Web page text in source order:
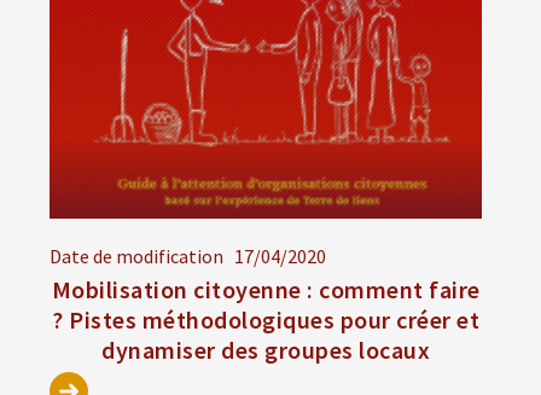
Date de modification 17/04/2020
Mobilisation citoyenne : comment faire
? Pistes méthodologiques pour créer et
dynamiser des groupes locaux